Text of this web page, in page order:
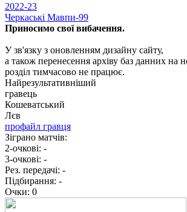
2022-23
Черкаські Мавпи-99
Приносимо свої вибачення.
У зв'язку з оновленням дизайну сайту,
а також перенесення архіву баз данних на
розділ тимчасово не працює.
Найрезультативніший
гравець
Кошеватський
Лєв
профайл гравця
Зіграно матчів:
2-очкові: -
3-очкові: -
Рез. передачі: -
Підбирання: -
Очки: 0